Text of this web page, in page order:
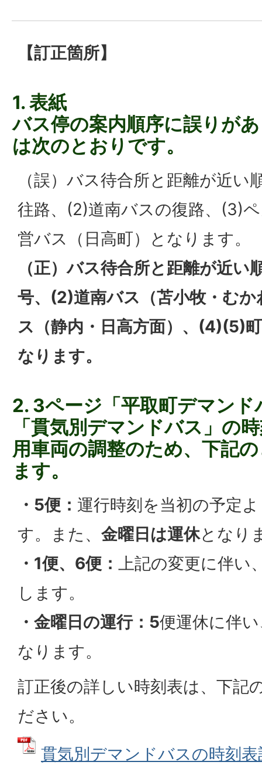
【訂正箇所】
1. 表紙
バス停の案内順序に誤りが
は次のとおりです。
（誤）バス待合所と距離が近い
往路、(2)道南バスの復路、(3)
営バス（日高町）となります。
（正）バス待合所と距離が近
号、(2)道南バス（苫小牧・む
ス（静内・日高方面）、(4)(5)
なります。
2. 3ページ「平取町デマンド
「貫気別デマンドバス」の
用車両の調整のため、下記
ます。
・5便： 運行時刻を当初の予定
す。また、 金曜日は運休となり
・1便、6便：
上記の変更に伴い
します。
・金曜日の運行：5便運休に伴
なります。
訂正後の詳しい時刻表は、下記
ださい。
貫気別デマンドバスの時刻